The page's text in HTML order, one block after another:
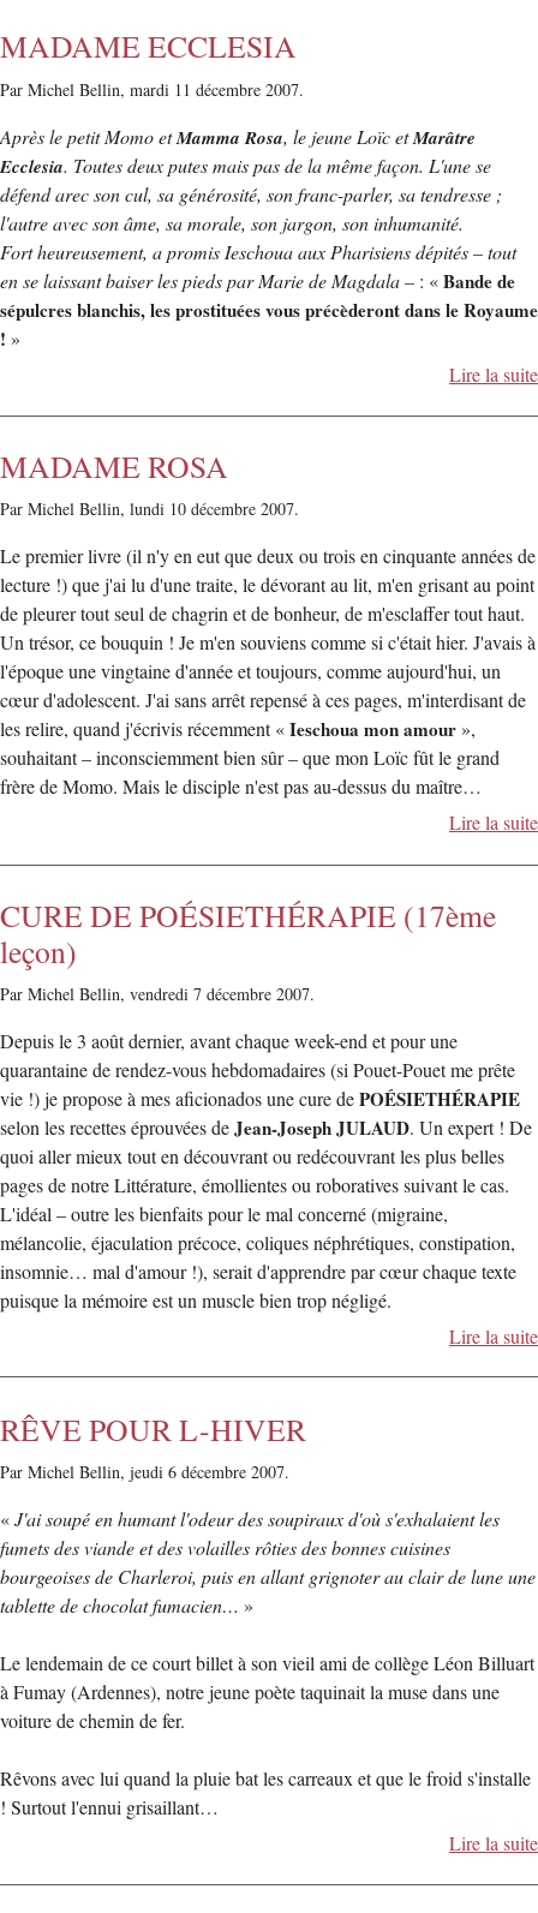
MADAME ECCLESIA
Par Michel Bellin, mardi 11 décembre 2007.
Après le petit Momo etMamma Rosa, le jeune Loïc etMarâtre
Ecclesia. Toutes deux putes mais pas de la même façon. L'une se
défend arec son cul, sa générosité, son franc-parler, sa tendresse ;
l'autre avec son âme, sa morale, son jargon, son inhumanité.
Fort heureusement, a promis Ieschoua aux Pharisiens dépités – tout
en se laissant baiser les pieds par Marie de Magdala – : «Bande de
sépulcres blanchis, les prostituées vous précèderont dans le Royaume
! »
Lire la suite
MADAME ROSA
Par Michel Bellin, lundi 10 décembre 2007.
Le premier livre (il n'y en eut que deux ou trois en cinquante années de
lecture !) que j'ai lu d'une traite, le dévorant au lit, m'en grisant au point
de pleurer tout seul de chagrin et de bonheur, de m'esclaffer tout haut.
Un trésor, ce bouquin ! Je m'en souviens comme si c'était hier. J'avais à
l'époque une vingtaine d'année et toujours, comme aujourd'hui, un
cœur d'adolescent. J'ai sans arrêt repensé à ces pages, m'interdisant de
les relire, quand j'écrivis récemment «Ieschoua mon amour»,
souhaitant – inconsciemment bien sûr – que mon Loïc fût le grand
frère de Momo. Mais le disciple n'est pas au-dessus du maître…
Lire la suite
CURE DE POÉSIETHÉRAPIE (17ème
leçon)
Par Michel Bellin, vendredi 7 décembre 2007.
Depuis le 3 août dernier, avant chaque week-end et pour une
quarantaine de rendez-vous hebdomadaires (si Pouet-Pouet me prête
vie !) je propose à mes aficionados une cure dePOÉSIETHÉRAPIE
selon les recettes éprouvées deJean-Joseph JULAUD. Un expert ! De
quoi aller mieux tout en découvrant ou redécouvrant les plus belles
pages de notre Littérature, émollientes ou roboratives suivant le cas.
L'idéal – outre les bienfaits pour le mal concerné (migraine,
mélancolie, éjaculation précoce, coliques néphrétiques, constipation,
insomnie… mal d'amour !), serait d'apprendre par cœur chaque texte
puisque la mémoire est un muscle bien trop négligé.
Lire la suite
RÊVE POUR L-HIVER
Par Michel Bellin, jeudi 6 décembre 2007.
«J'ai soupé en humant l'odeur des soupiraux d'où s'exhalaient les
fumets des viande et des volailles rôties des bonnes cuisines
bourgeoises de Charleroi, puis en allant grignoter au clair de lune une
tablette de chocolat fumacien… »
Le lendemain de ce court billet à son vieil ami de collège Léon Billuart
à Fumay (Ardennes), notre jeune poète taquinait la muse dans une
voiture de chemin de fer.
Rêvons avec lui quand la pluie bat les carreaux et que le froid s'installe
! Surtout l'ennui grisaillant…
Lire la suite